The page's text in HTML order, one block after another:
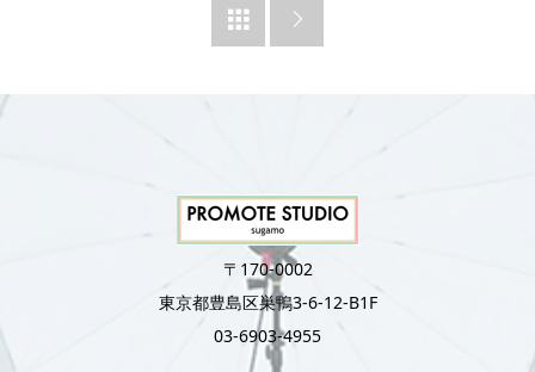
 
〒170-0002
東京都豊島区巣鴨3-6-12-B1F
03-6903-4955